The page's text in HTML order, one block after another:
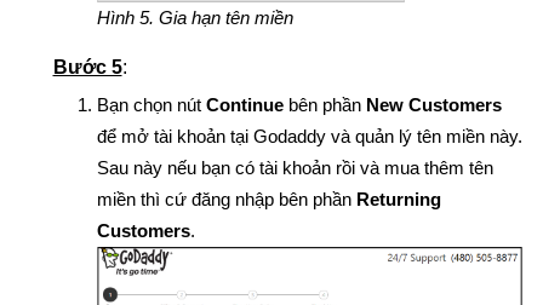
Hình 5. Gia hạn tên miền
Bước 5:
Bạn chọn nút Continuebên phần New Customers
để mở tài khoản tại Godaddy và quản lý tên miền này.
Sau này nếu bạn có tài khoản rồi và mua thêm tên
miền thì cứ đăng nhập bên phần Returning
Customers.